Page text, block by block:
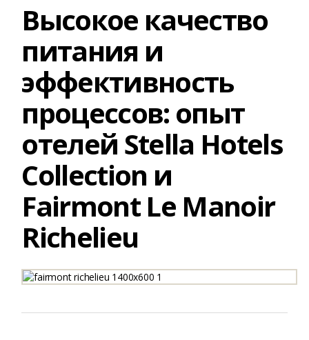
Высокое качество
питания и
эффективность
процессов: опыт
отелей Stella Hotels
Collection и
Fairmont Le Manoir
Richelieu